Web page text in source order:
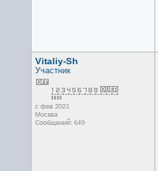
Vitaliy-Sh
Участник
с фев 2021
Москва
Сообщений: 649